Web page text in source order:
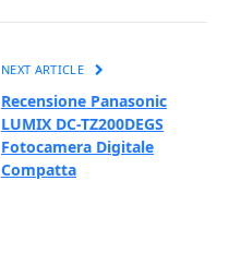
NEXT ARTICLE
Recensione Panasonic
LUMIX DC-TZ200DEGS
Fotocamera Digitale
Compatta